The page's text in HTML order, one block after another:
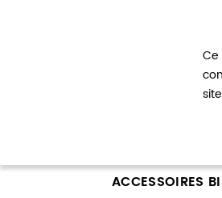
Ce
ACCESSOIRES